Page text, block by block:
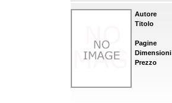
Autore
Titolo
Pagine
Dimensioni
Prezzo